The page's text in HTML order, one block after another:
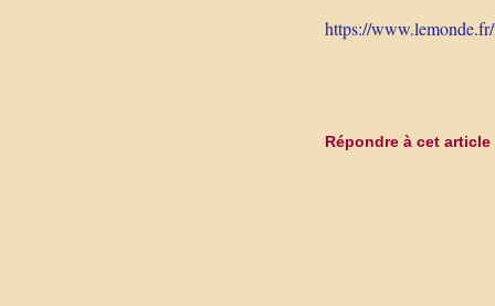
https://
Répondre à cet article